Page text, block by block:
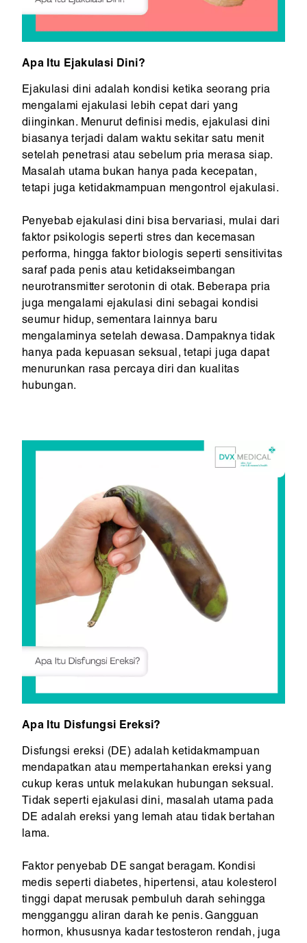
Apa Itu Ejakulasi Dini?
Ejakulasi dini adalah kondisi ketika seorang pria
mengalami ejakulasi lebih cepat dari yang
diinginkan. Menurut definisi medis, ejakulasi dini
biasanya terjadi dalam waktu sekitar satu menit
setelah penetrasi atau sebelum pria merasa siap.
Masalah utama bukan hanya pada kecepatan,
tetapi juga ketidakmampuan mengontrol ejakulasi.
Penyebab ejakulasi dini bisa bervariasi, mulai dari
faktor psikologis seperti stres dan kecemasan
performa, hingga faktor biologis seperti sensitivitas
saraf pada penis atau ketidakseimbangan
neurotransmitter serotonin di otak. Beberapa pria
juga mengalami ejakulasi dini sebagai kondisi
seumur hidup, sementara lainnya baru
mengalaminya setelah dewasa. Dampaknya tidak
hanya pada kepuasan seksual, tetapi juga dapat
menurunkan rasa percaya diri dan kualitas
hubungan.
Apa Itu Disfungsi Ereksi?
Disfungsi ereksi (DE) adalah ketidakmampuan
mendapatkan atau mempertahankan ereksi yang
cukup keras untuk melakukan hubungan seksual.
Tidak seperti ejakulasi dini, masalah utama pada
DE adalah ereksi yang lemah atau tidak bertahan
lama.
Faktor penyebab DE sangat beragam. Kondisi
medis seperti diabetes, hipertensi, atau kolesterol
tinggi dapat merusak pembuluh darah sehingga
mengganggu aliran darah ke penis. Gangguan
hormon, khususnya kadar testosteron rendah, juga